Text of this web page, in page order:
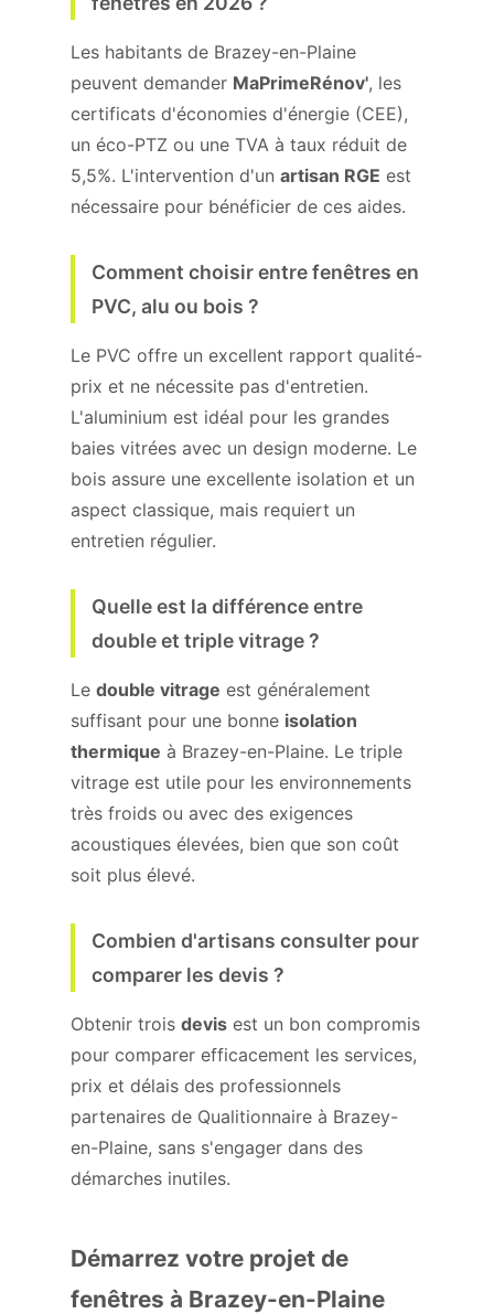
Les habitants de Brazey-en-Plaine
peuvent demander MaPrimeRénov', les
certificats d'économies d'énergie (CEE),
un éco-PTZ ou une TVA à taux réduit de
5,5%. L'intervention d'un artisan RGE est
nécessaire pour bénéficier de ces aides.
Comment choisir entre fenêtres en
PVC, alu ou bois ?
Le PVC offre un excellent rapport qualité-
prix et ne nécessite pas d'entretien.
L'aluminium est idéal pour les grandes
baies vitrées avec un design moderne. Le
bois assure une excellente isolation et un
aspect classique, mais requiert un
entretien régulier.
Quelle est la différence entre
double et triple vitrage ?
Le double vitrage est généralement
suffisant pour une bonne isolation
thermique à Brazey-en-Plaine. Le triple
vitrage est utile pour les environnements
très froids ou avec des exigences
acoustiques élevées, bien que son coût
soit plus élevé.
Combien d'artisans consulter pour
comparer les devis ?
Obtenir trois devis est un bon compromis
pour comparer efficacement les services,
prix et délais des professionnels
partenaires de Qualitionnaire à Brazey-
en-Plaine, sans s'engager dans des
démarches inutiles.
Démarrez votre projet de
fenêtres à Brazey-en-Plaine